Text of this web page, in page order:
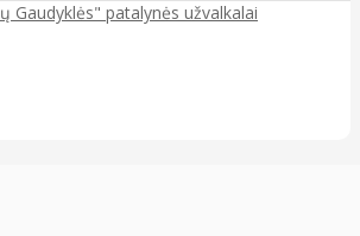
Gaudyklės" patalynės užvalkalai